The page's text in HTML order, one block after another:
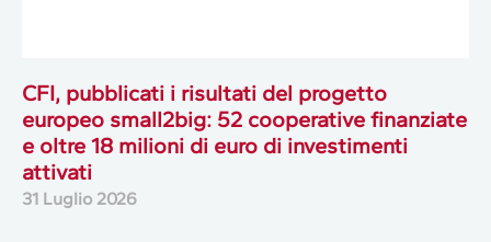
CFI, pubblicati i risultati del progetto
europeo small2big: 52 cooperative finanziate
e oltre 18 milioni di euro di investimenti
attivati
31 Luglio 2026